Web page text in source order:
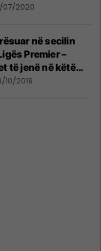
penallti
07/2020
në secilin
Premier –
të jenë në këtë
nuk shkon me
10/2019